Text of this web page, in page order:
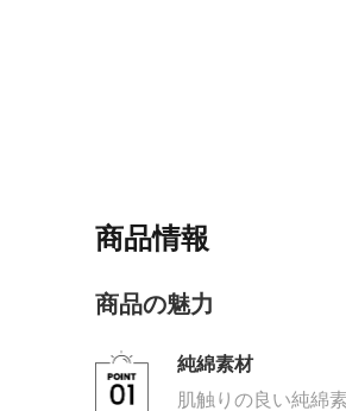
商品情報
商品の魅力
純綿素材
肌触りの良い純綿